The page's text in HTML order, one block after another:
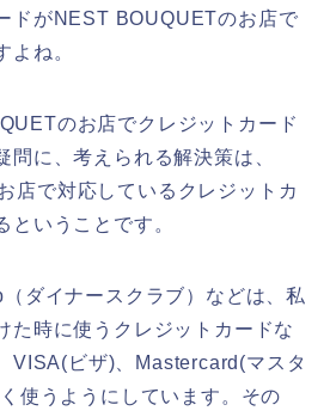
ドがNEST BOUQUETのお店で
よね。
のお店でクレジットカード
問に、考えられる解決策は、
店で対応しているクレジットカ
ということです。
ダイナースクラブ）などは、私
た時に使うクレジットカードな
VISA(ビザ)、Mastercard(マスタ
使うようにしています。その